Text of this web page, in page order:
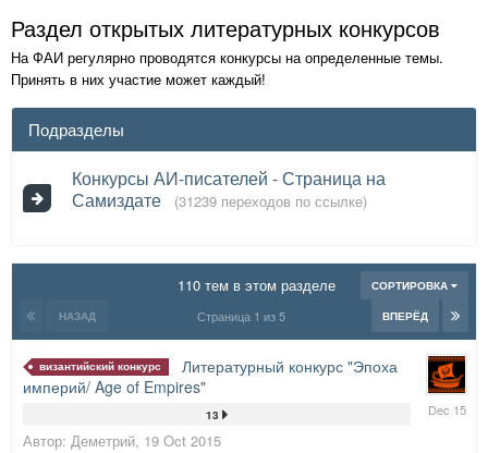
Раздел открытых литературных конкурсов
На ФАИ регулярно проводятся конкурсы на определенные темы.
Принять в них участие может каждый!
Подразделы
Конкурсы АИ-писателей - Страница на
Самиздате
(31239 переходов по ссылке)
СОРТИРОВКА
110 тем в этом разделе
НАЗАД ВПЕРЁД
Страница 1 из 5
византийский конкурс
Литературный конкурс "Эпоха
империй/ Age of Empires"
13
Автор: Деметрий, 19 Oct 2015
28